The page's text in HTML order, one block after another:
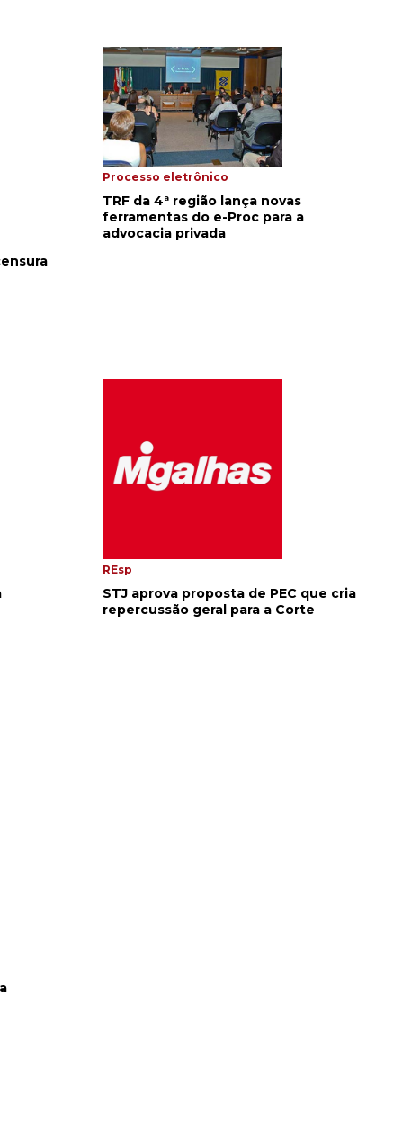
Processo eletrônico
TRF da 4ª região lança novas
ferramentas do e-Proc para a
advocacia privada
REsp
STJ aprova proposta de PEC que cria
repercussão geral para a Corte